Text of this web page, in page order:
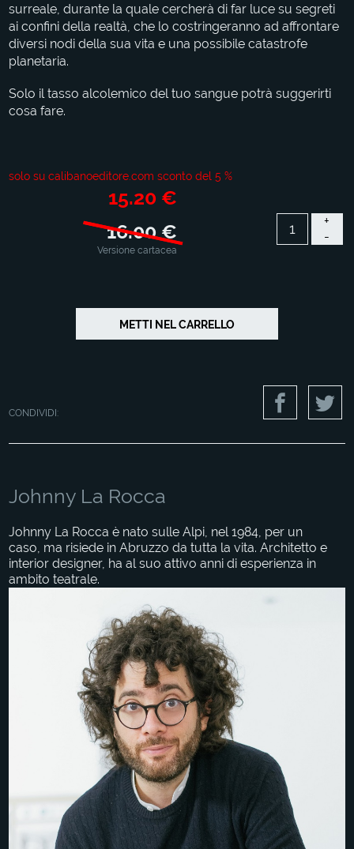
surreale, durante la quale cercherà di far luce su segreti
ai confini della realtà, che lo costringeranno ad affrontare
diversi nodi della sua vita e una possibile catastrofe
planetaria.
Solo il tasso alcolemico del tuo sangue potrà suggerirti
cosa fare.
solo su calibanoeditore.com sconto del 5 %
15.20 €
16.00 €
Versione cartacea
+
-
CONDIVIDI:
Johnny La Rocca
Johnny La Rocca è nato sulle Alpi, nel 1984, per un
caso, ma risiede in Abruzzo da tutta la vita. Architetto e
interior designer, ha al suo attivo anni di esperienza in
ambito teatrale.